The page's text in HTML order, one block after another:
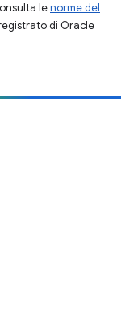
lenorme del
di Oracle